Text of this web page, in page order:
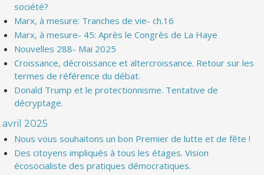
société?
Marx, à mesure: Tranches de vie- ch.16
Marx, à mesure- 45: Après le Congrès de La Haye
Nouvelles 288- Mai 2025
Croissance, décroissance et altercroissance. Retour sur les
termes de référence du débat.
Donald Trump et le protectionnisme. Tentative de
décryptage.
avril 2025
Nous vous souhaitons un bon Premier de lutte et de fête !
Des citoyens impliqués à tous les étages. Vision
écosocialiste des pratiques démocratiques.